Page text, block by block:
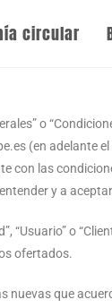
circular
o
(en adelante el
con las
y a
“Usuario” o
ofertados.
nuevas que